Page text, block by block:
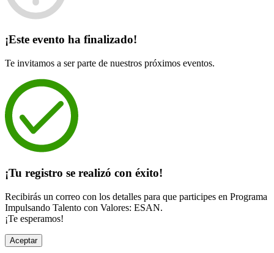
¡Este evento ha finalizado!
Te invitamos a ser parte de nuestros próximos eventos.
¡Tu registro se realizó con éxito!
Recibirás un correo con los detalles para que participes en Programa
Impulsando Talento con Valores: ESAN.
¡Te esperamos!
Aceptar